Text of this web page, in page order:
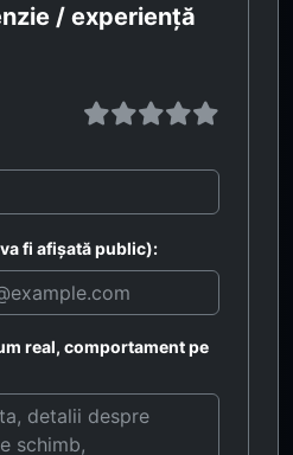
/ experiență
fi afișată public):
real, comportament pe